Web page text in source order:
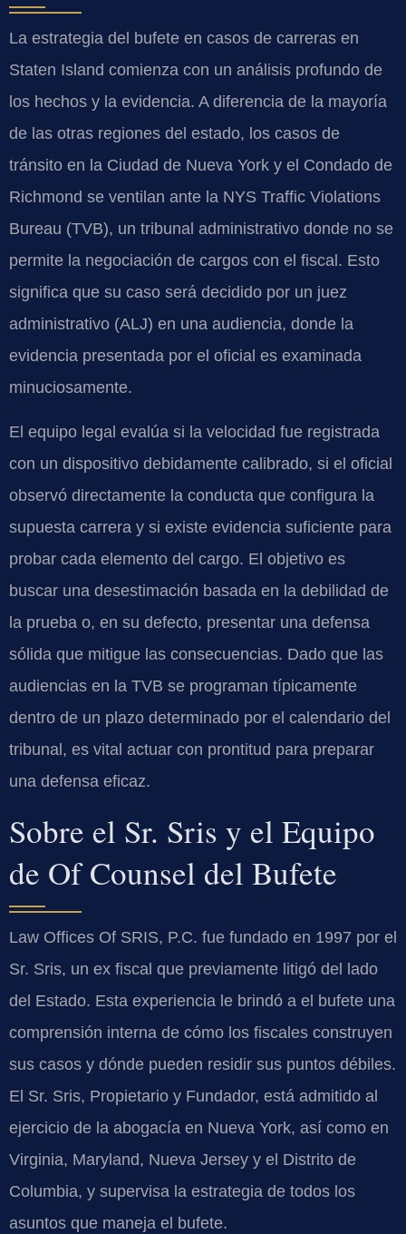
La estrategia del bufete en casos de carreras en
Staten Island comienza con un análisis profundo de
los hechos y la evidencia. A diferencia de la mayoría
de las otras regiones del estado, los casos de
tránsito en la Ciudad de Nueva York y el Condado de
Richmond se ventilan ante la NYS Traffic Violations
Bureau (TVB), un tribunal administrativo donde no se
permite la negociación de cargos con el fiscal. Esto
significa que su caso será decidido por un juez
administrativo (ALJ) en una audiencia, donde la
evidencia presentada por el oficial es examinada
minuciosamente.
El equipo legal evalúa si la velocidad fue registrada
con un dispositivo debidamente calibrado, si el oficial
observó directamente la conducta que configura la
supuesta carrera y si existe evidencia suficiente para
probar cada elemento del cargo. El objetivo es
buscar una desestimación basada en la debilidad de
la prueba o, en su defecto, presentar una defensa
sólida que mitigue las consecuencias. Dado que las
audiencias en la TVB se programan típicamente
dentro de un plazo determinado por el calendario del
tribunal, es vital actuar con prontitud para preparar
una defensa eficaz.
Sobre el Sr. Sris y el Equipo
de Of Counsel del Bufete
Law Offices Of SRIS, P.C. fue fundado en 1997 por el
Sr. Sris, un ex fiscal que previamente litigó del lado
del Estado. Esta experiencia le brindó a el bufete una
comprensión interna de cómo los fiscales construyen
sus casos y dónde pueden residir sus puntos débiles.
El Sr. Sris, Propietario y Fundador, está admitido al
ejercicio de la abogacía en Nueva York, así como en
Virginia, Maryland, Nueva Jersey y el Distrito de
Columbia, y supervisa la estrategia de todos los
asuntos que maneja el bufete.